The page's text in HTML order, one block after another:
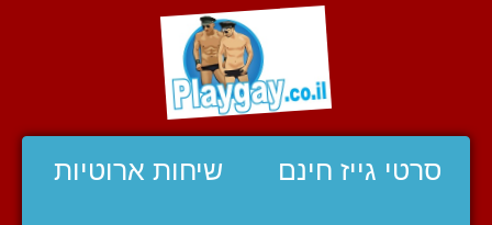
סרטי גייז חינם שיחות ארוטיות